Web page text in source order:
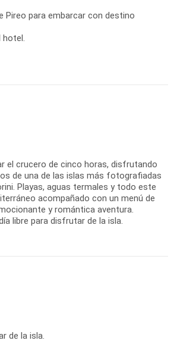
Pireo para embarcar con destino
el crucero de cinco horas, disfrutando
de una de las islas más fotografiadas
Playas, aguas termales y todo este
acompañado con un menú de
y romántica aventura.
libre para disfrutar de la isla.
de la isla.